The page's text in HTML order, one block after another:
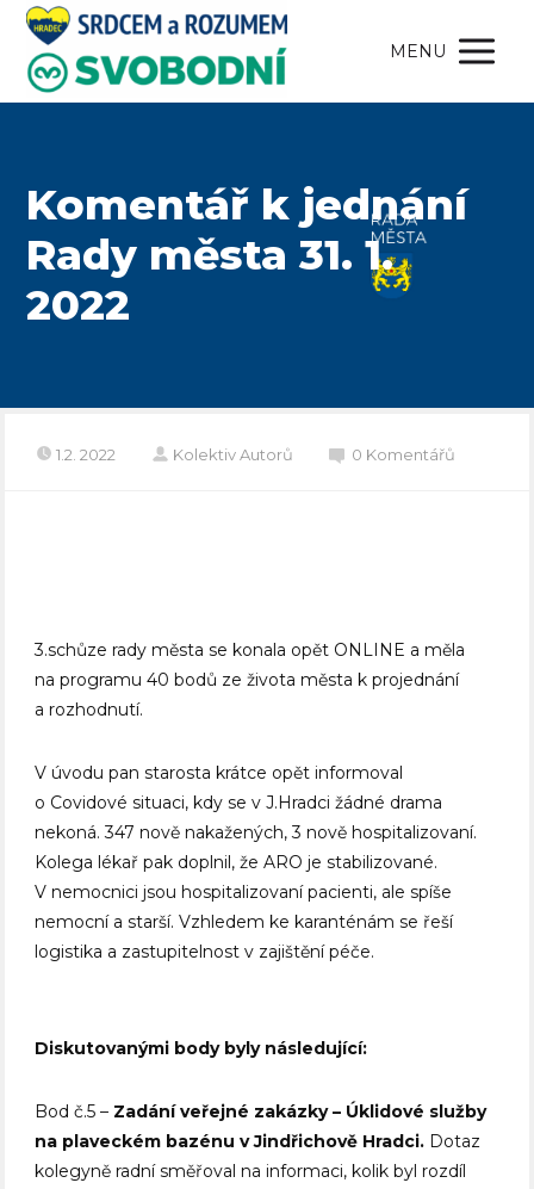
MENU
Komentář k jednání
Rady města 31. 1.
2022
1.2. 2022 Kolektiv Autorů 0 Komentářů
3.schůze rady města se konala opět ONLINE a měla
na programu 40 bodů ze života města k projednání
a rozhodnutí.
V úvodu pan starosta krátce opět informoval
o Covidové situaci, kdy se v J.Hradci žádné drama
nekoná. 347 nově nakažených, 3 nově hospitalizovaní.
Kolega lékař pak doplnil, že ARO je stabilizované.
V nemocnici jsou hospitalizovaní pacienti, ale spíše
nemocní a starší. Vzhledem ke karanténám se řeší
logistika a zastupitelnost v zajištění péče.
Diskutovanými body byly následující:
Bod č.5 – Zadání veřejné zakázky – Úklidové služby
na plaveckém bazénu v Jindřichově Hradci. Dotaz
kolegyně radní směřoval na informaci, kolik byl rozdíl